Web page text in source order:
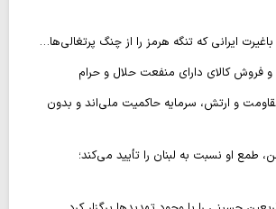
ایرانی که تنگه هرمز را از چنگ پرتغالی‌ها…
فروش کالای دارای منفعت حلال و حرام
و ارتش، سرمایه حاکمیت ملی‌اند و بدون
طمع‌ او نسبت به لبنان را تأیید می‌کند؛